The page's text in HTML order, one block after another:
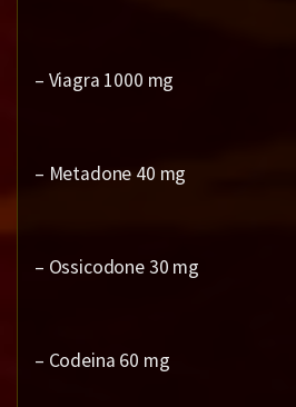
– Viagra 1000 mg
– Metadone 40 mg
– Ossicodone 30 mg
– Codeina 60 mg